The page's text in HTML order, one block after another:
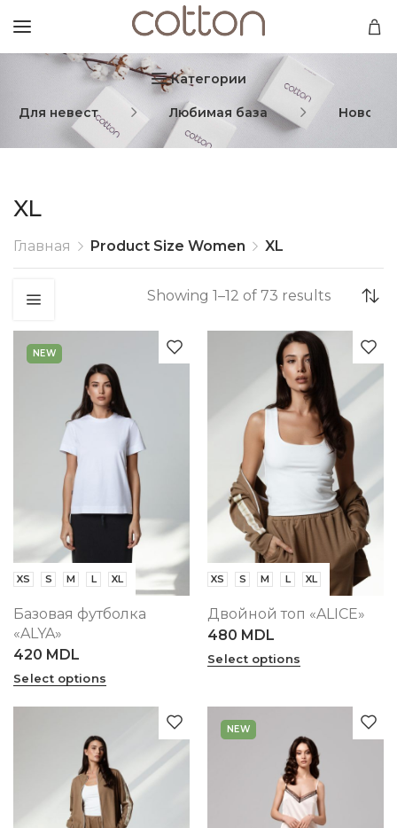
Категории
Для невест Любимая база
XL
Главная Product Size Women XL
Showing 1–12 of 73 results
NEW
XS S M L XL
Базовая футболка
«ALYA»
420 MDL
Select options
XS S M L XL
Двойной топ «ALICE»
480 MDL
Select options
NEW